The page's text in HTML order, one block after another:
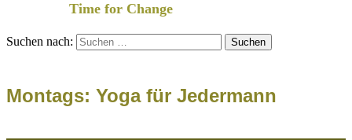
Time for Change
Suchen nach:
Montags: Yoga für Jedermann